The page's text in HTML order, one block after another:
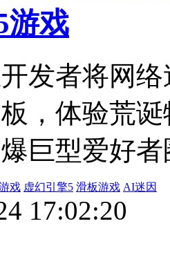
游戏
发者将网
，体验荒
巨型爱好者
戏 虚幻引擎5 滑板游戏 AI迷因
17:02:20